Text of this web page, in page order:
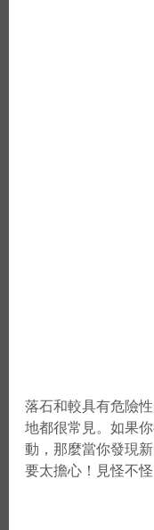
落石和較具有危險
地都很常見。如果
動，那麼當你發現
要太擔心！見怪不怪